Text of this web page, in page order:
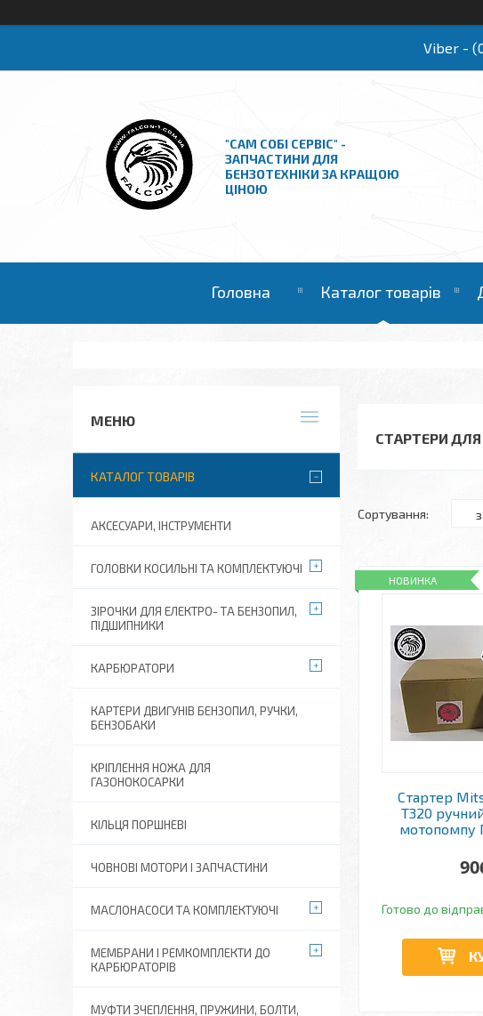
Viber -
"САМ СОБІ СЕРВІС" -
ЗАПЧАСТИНИ ДЛЯ
БЕНЗОТЕХНІКИ ЗА КРАЩОЮ
ЦІНОЮ
Головна Каталог товарів
СТАРТЕРИ ДЛЯ
НОВИНКА
Стартер
T320
мотопомпу
Готово до
КАТАЛОГ ТОВАРІВ
АКСЕСУАРИ, ІНСТРУМЕНТИ
ГОЛОВКИ КОСИЛЬНІ ТА КОМПЛЕКТУЮЧІ
ЗІРОЧКИ ДЛЯ ЕЛЕКТРО- ТА БЕНЗОПИЛ,
ПІДШИПНИКИ
КАРБЮРАТОРИ
КАРТЕРИ ДВИГУНІВ БЕНЗОПИЛ, РУЧКИ,
БЕНЗОБАКИ
КРІПЛЕННЯ НОЖА ДЛЯ
ГАЗОНОКОСАРКИ
КІЛЬЦЯ ПОРШНЕВІ
ЧОВНОВІ МОТОРИ І ЗАПЧАСТИНИ
МАСЛОНАСОСИ ТА КОМПЛЕКТУЮЧІ
МЕМБРАНИ І РЕМКОМПЛЕКТИ ДО
КАРБЮРАТОРІВ
МУФТИ ЗЧЕПЛЕННЯ, ПРУЖИНИ, БОЛТИ,